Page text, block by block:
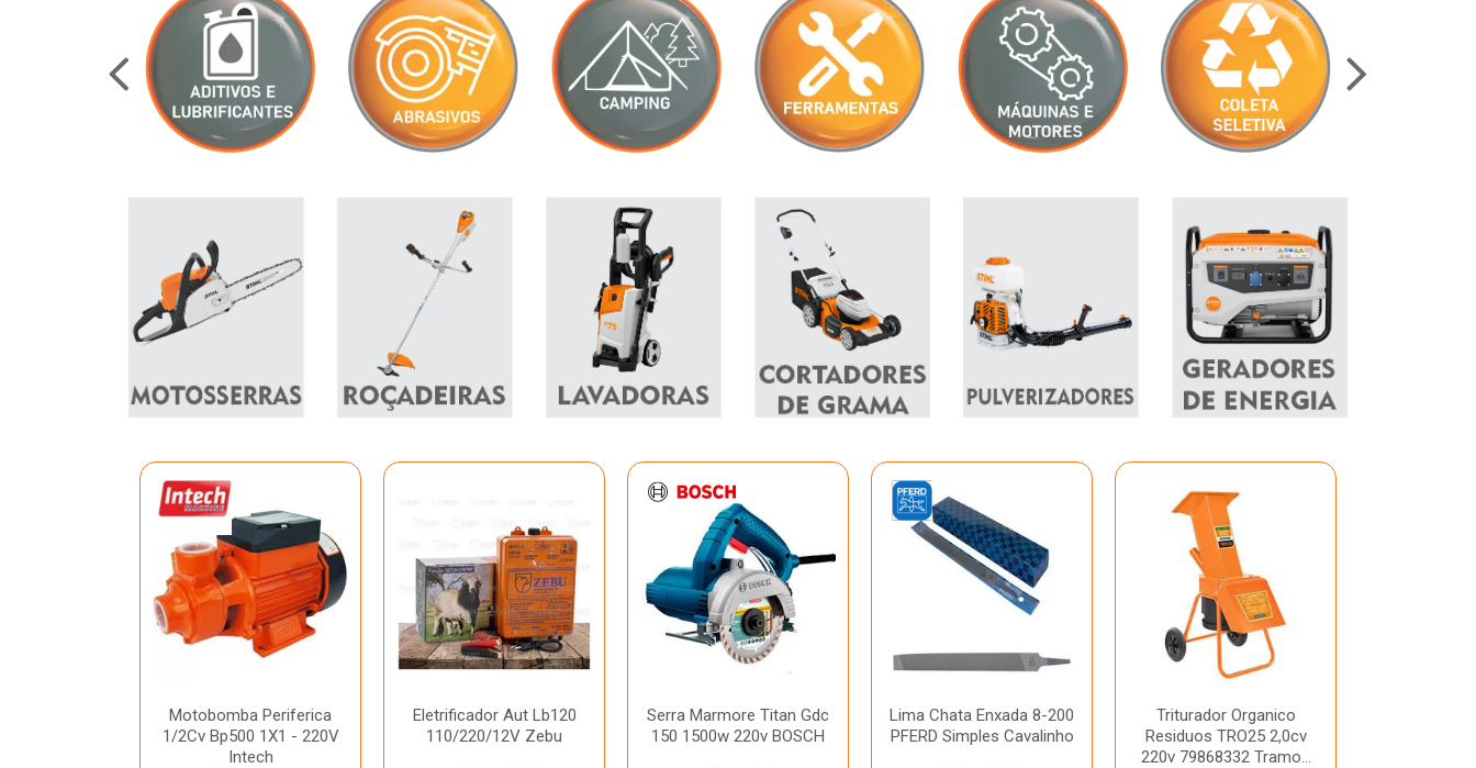
Motobomba Periferica
1/2Cv Bp500 1X1 - 220V
Intech
Eletrificador Aut Lb120
110/220/12V Zebu
Serra Marmore Titan Gdc
150 1500w 220v BOSCH
Lima Chata Enxada 8-200
PFERD Simples Cavalinho
Triturador Organico
Residuos TRO25 2,0cv
220v 79868332 Tramo...